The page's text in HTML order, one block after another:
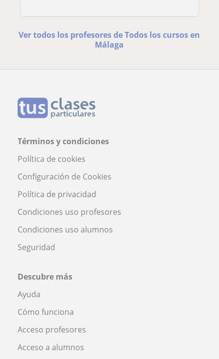
Ver todos los profesores de Todos los cursos en
Málaga
Términos y condiciones
Política de cookies
Configuración de Cookies
Política de privacidad
Condiciones uso profesores
Condiciones uso alumnos
Seguridad
Descubre más
Ayuda
Cómo funciona
Acceso profesores
Acceso a alumnos